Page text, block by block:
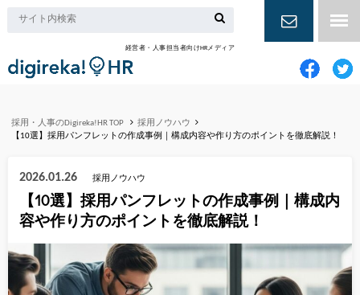
経営者・人事担当者向けHRメディア
お問い合
採用・人事のDigireka!HR TOP
採用ノウハウ
【10選】採用パンフレットの作成事例｜構成内容や作り方のポイントを徹底解説！
2026.01.26 採用ノウハウ
【10選】採用パンフレットの作成事例｜構成内
容や作り方のポイントを徹底解説！